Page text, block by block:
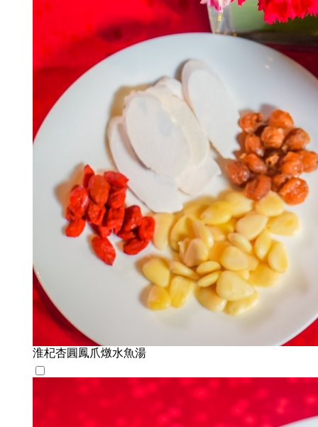
淮杞杏圓鳳爪燉水魚湯